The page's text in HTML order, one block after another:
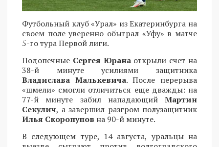
Футбольный клуб «Урал» из Екатеринбурга на
своем поле уверенно обыграл «Уфу» в матче
5-го тура Первой лиги.
Подопечные Сергея Юрана открыли счет на
38-й минуте усилиями защитника
Владислава Малькевича. После перерыва
«шмели» смогли отличиться еще дважды: на
77-й минуте забил нападающий Мартин
Секулич, а завершил разгром полузащитник
Илья Скоропупов на 90-й минуте.
В следующем туре, 14 августа, уральцы на